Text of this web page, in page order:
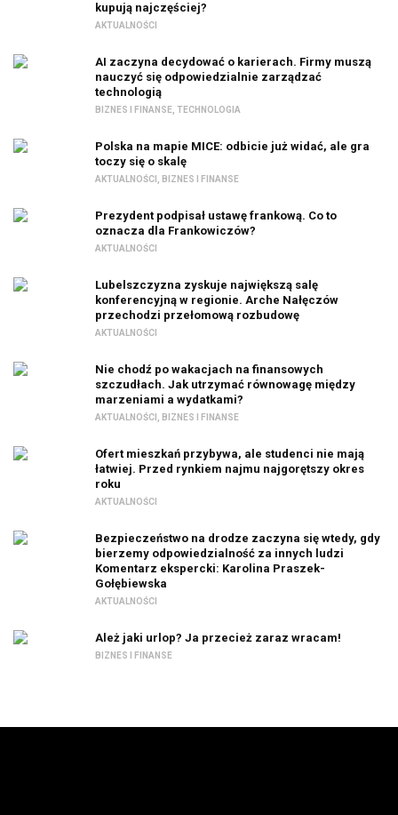
kupują najczęściej?
AKTUALNOŚCI
AI zaczyna decydować o karierach. Firmy muszą
nauczyć się odpowiedzialnie zarządzać
technologią
BIZNES I FINANSE TECHNOLOGIA
Polska na mapie MICE: odbicie już widać, ale gra
toczy się o skalę
AKTUALNOŚCI BIZNES I FINANSE
Prezydent podpisał ustawę frankową. Co to
oznacza dla Frankowiczów?
AKTUALNOŚCI
Lubelszczyzna zyskuje największą salę
konferencyjną w regionie. Arche Nałęczów
przechodzi przełomową rozbudowę
AKTUALNOŚCI
Nie chodź po wakacjach na finansowych
szczudłach. Jak utrzymać równowagę między
marzeniami a wydatkami?
AKTUALNOŚCI BIZNES I FINANSE
Ofert mieszkań przybywa, ale studenci nie mają
łatwiej. Przed rynkiem najmu najgorętszy okres
roku
AKTUALNOŚCI
Bezpieczeństwo na drodze zaczyna się wtedy, gdy
bierzemy odpowiedzialność za innych ludzi
Komentarz ekspercki: Karolina Praszek-
Gołębiewska
AKTUALNOŚCI
Ależ jaki urlop? Ja przecież zaraz wracam!
BIZNES I FINANSE